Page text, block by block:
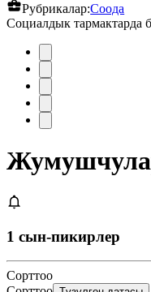
Рубрикалар:Соода
Социалдык тармактарда
1 сын-пикирлер
Сорттоо